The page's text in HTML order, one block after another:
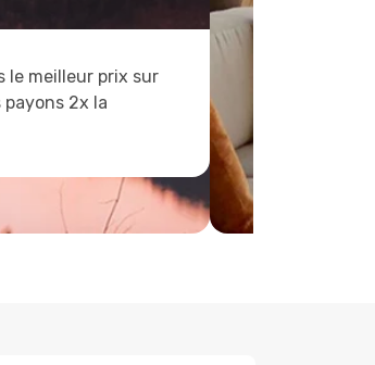
le meilleur prix sur
2x la